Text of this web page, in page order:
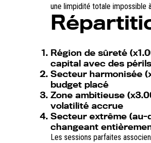
une limpidité totale impossible
Région de sûreté
capital avec des
Secteur harmonisée
budget placé
Zone ambitieuse
volatilité accrue
Secteur extrême (au-
changeant
Les sessions parfaites